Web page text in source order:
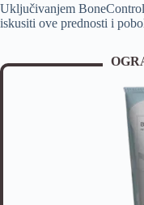
Uključivanjem
iskusiti ove prednosti i